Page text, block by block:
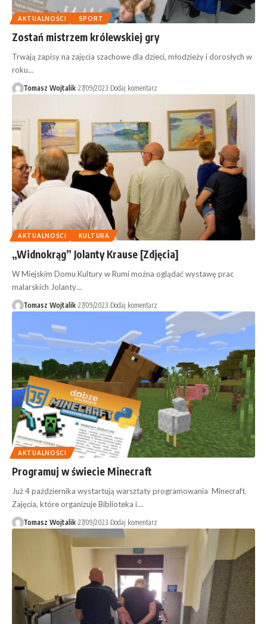
AKTUALNOŚCI SPORT
Zostań mistrzem królewskiej gry
Trwają zapisy na zajęcia szachowe dla dzieci, młodzieży i dorosłych w
roku…
Tomasz Wojtalik 27/09/2023 Dodaj komentarz
AKTUALNOŚCI KULTURA
„Widnokrąg” Jolanty Krause [Zdjęcia]
W Miejskim Domu Kultury w Rumi można oglądać wystawę prac
malarskich Jolanty…
Tomasz Wojtalik 27/09/2023 Dodaj komentarz
AKTUALNOŚCI
Programuj w świecie Minecraft
Już 4 października wystartują warsztaty programowania Minecraft.
Zajęcia, które organizuje Biblioteka i…
Tomasz Wojtalik 27/09/2023 Dodaj komentarz